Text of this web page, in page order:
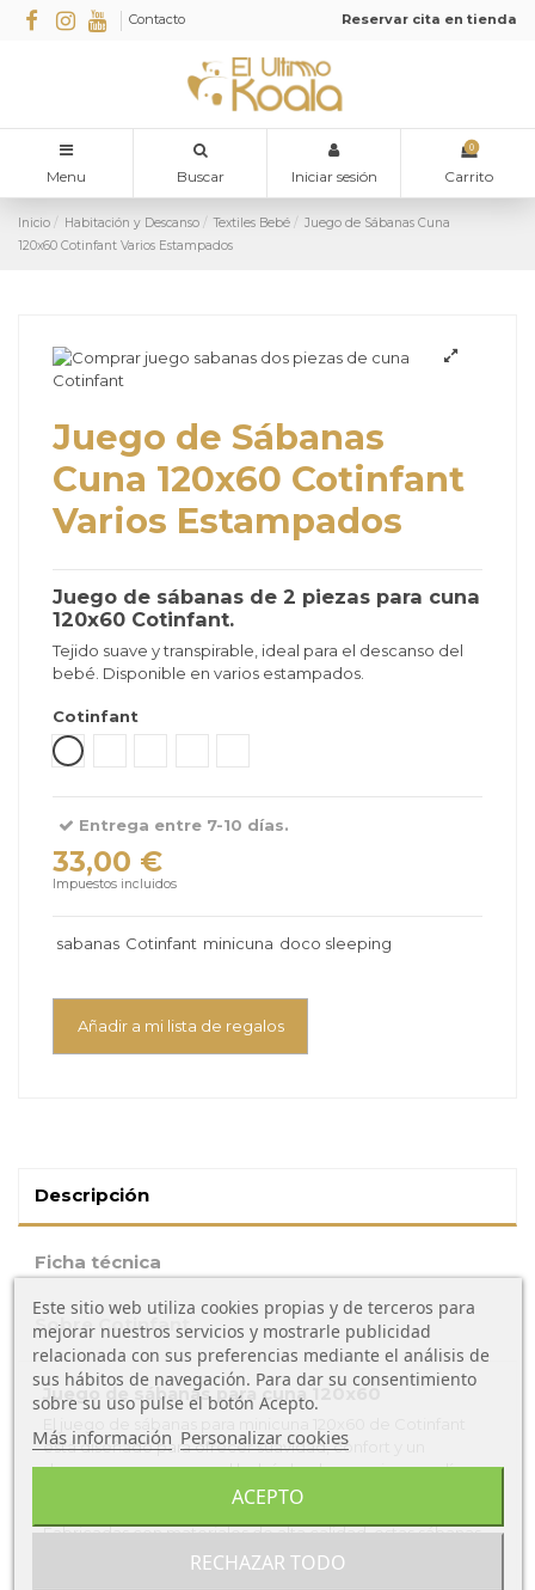
Contacto Reservar cita en tienda
Menu Buscar Iniciar sesión
0
Carrito
Inicio Habitación y Descanso Textiles Bebé
Juego de Sábanas Cuna
120x60 Cotinfant Varios Estampados
Juego de Sábanas
Cuna 120x60 Cotinfant
Varios Estampados
Juego de sábanas de 2 piezas para cuna
120x60 Cotinfant.
Tejido suave y transpirable, ideal para el descanso del
bebé. Disponible en varios estampados.
Cotinfant
Tipi Verde
Entrega entre 7-10 días.
33,00 €
Impuestos incluidos
sabanas Cotinfant minicuna doco sleeping
Añadir a mi lista de regalos
Descripción
Ficha técnica
Sobre Cotinfant
Juego de sábanas para cuna 120x60
está diseñado para ofrecer suavidad, confort y un
descanso seguro para el bebé desde sus primeros días.
Tejido suave y transpirable
Fabricadas con materiales de alta calidad, estas sábanas
permiten una correcta ventilación, ayudando a mantener
Este sitio web utiliza cookies propias y de terceros para
mejorar nuestros servicios y mostrarle publicidad
relacionada con sus preferencias mediante el análisis de
sus hábitos de navegación. Para dar su consentimiento
sobre su uso pulse el botón Acepto.
Más información Personalizar cookies
RECHAZAR TODO
ACEPTO